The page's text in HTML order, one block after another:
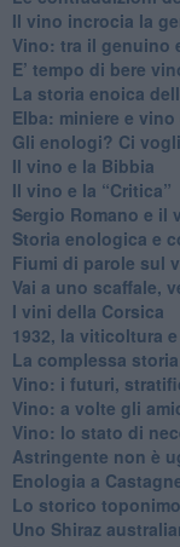
​Il vino incrocia la
Vino: tra il genuino
E’ tempo di bere
La storia enoica
Elba: miniere e
​Gli enologi? Ci
​Il vino e la Bibbia
​Il vino e la “Critica”
Sergio Romano e il
​Storia enologica e
Fiumi di parole sul
​Vai a uno scaffale,
​I vini della Corsica
​1932, la viticoltura
​La complessa
​Vino: i futuri,
Vino: a volte gli
Vino: lo stato di
​Astringente non è
Enologia a
Lo storico
Uno Shiraz